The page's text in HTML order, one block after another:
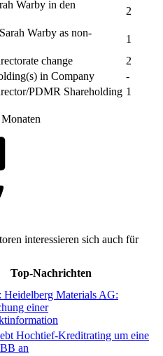
Warby in den
2
Warby as non-
1
change
2
in Company
-
PDMR Shareholding 1
interessieren sich auch für
Top-Nachrichten
Heidelberg Materials AG:
einer
Hochtief-Kreditrating um eine
an